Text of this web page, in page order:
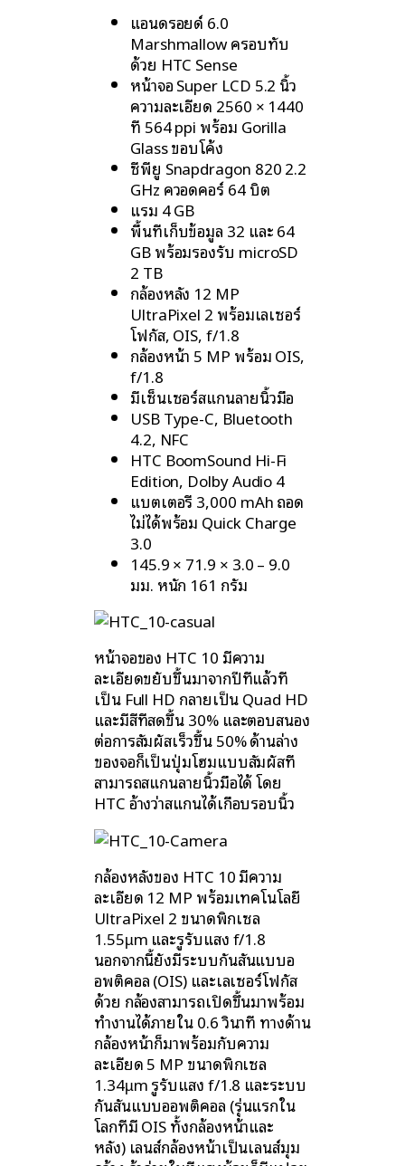
แอนดรอยด์ 6.0
Marshmallow ครอบทับ
ด้วย HTC Sense
หน้าจอ Super LCD 5.2 นิ้ว
ความละเอียด 2560 × 1440
ที่ 564 ppi พร้อม Gorilla
Glass ขอบโค้ง
ซีพียู Snapdragon 820 2.2
GHz ควอดคอร์ 64 บิต
แรม 4 GB
พื้นที่เก็บข้อมูล 32 และ 64
GB พร้อมรองรับ microSD
2 TB
กล้องหลัง 12 MP
UltraPixel 2 พร้อมเลเซอร์
โฟกัส, OIS, f/1.8
กล้องหน้า 5 MP พร้อม OIS,
f/1.8
มีเซ็นเซอร์สแกนลายนิ้วมือ
USB Type-C, Bluetooth
4.2, NFC
HTC BoomSound Hi-Fi
Edition, Dolby Audio 4
แบตเตอรี่ 3,000 mAh ถอด
ไม่ได้พร้อม Quick Charge
3.0
145.9 × 71.9 × 3.0 – 9.0
มม. หนัก 161 กรัม
หน้าจอของ HTC 10 มีความ
ละเอียดขยับขึ้นมาจากปีที่แล้วที่
เป็น Full HD กลายเป็น Quad HD
และมีสีที่สดขึ้น 30% และตอบสนอง
ต่อการสัมผัสเร็วขึ้น 50% ด้านล่าง
ของจอก็เป็นปุ่มโฮมแบบสัมผัสที่
สามารถสแกนลายนิ้วมือได้ โดย
HTC อ้างว่าสแกนได้เกือบรอบนิ้ว
กล้องหลังของ HTC 10 มีความ
ละเอียด 12 MP พร้อมเทคโนโลยี
UltraPixel 2 ขนาดพิกเซล
1.55µm และรูรับแสง f/1.8
นอกจากนี้ยังมีระบบกันสั่นแบบอ
อพติคอล (OIS) และเลเซอร์โฟกัส
ด้วย กล้องสามารถเปิดขึ้นมาพร้อม
ทำงานได้ภายใน 0.6 วินาที ทางด้าน
กล้องหน้าก็มาพร้อมกับความ
ละเอียด 5 MP ขนาดพิกเซล
1.34µm รูรับแสง f/1.8 และระบบ
กันสั่นแบบออพติคอล (รุ่นแรกใน
โลกที่มี OIS ทั้งกล้องหน้าและ
หลัง) เลนส์กล้องหน้าเป็นเลนส์มุม